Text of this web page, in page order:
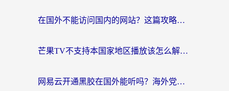
在国外不能访问国内的网站？这篇攻略帮你无缝连接家乡资源
芒果TV不支持本国家地区播放该怎么解决？海外党追剧看片的终极指南
网易云开通黑胶在国外能听吗？海外党亲测有效的回国听音乐方案